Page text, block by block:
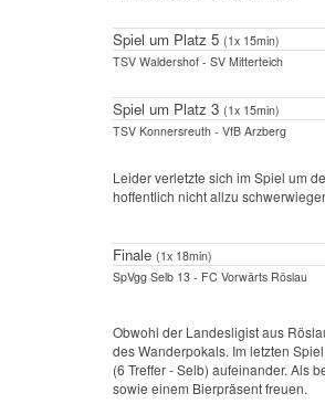
Spiel um Platz 5 (1x 15min)
TSV Waldershof - SV Mitterteich
Spiel um Platz 3 (1x 15min)
TSV Konnersreuth - VfB Arzberg
Leider verletzte sich im Spiel um
hoffentlich nicht allzu
Finale (1x 18min)
SpVgg Selb 13 - FC Vorwärts Röslau
Obwohl der Landesligist aus
des Wanderpokals. Im letzten
(6 Treffer - Selb) aufeinander. Als
sowie einem Bierpräsent freuen.